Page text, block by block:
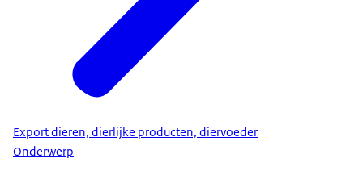
Export dieren, dierlijke producten, diervoeder
Onderwerp